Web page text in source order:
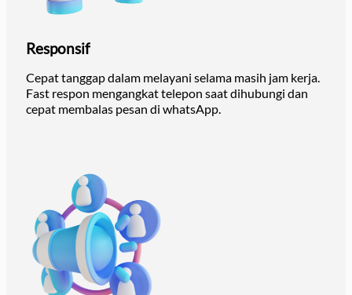
Responsif
Cepat tanggap dalam melayani selama masih jam kerja.
Fast respon mengangkat telepon saat dihubungi dan
cepat membalas pesan di whatsApp.